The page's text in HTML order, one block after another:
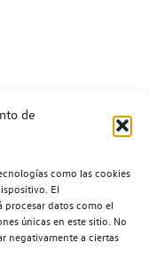
de
como las cookies
El
datos como el
únicas en este sitio. No
negativamente a ciertas